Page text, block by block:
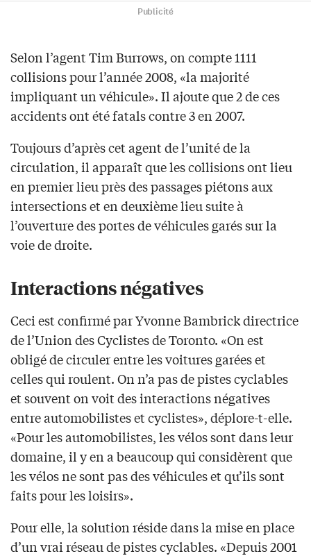
Publicité
Selon l’agent Tim Burrows, on compte 1111
collisions pour l’année 2008, «la majorité
impliquant un véhicule». Il ajoute que 2 de ces
accidents ont été fatals contre 3 en 2007.
Toujours d’après cet agent de l’unité de la
circulation, il apparaît que les collisions ont lieu
en premier lieu près des passages piétons aux
intersections et en deuxième lieu suite à
l’ouverture des portes de véhicules garés sur la
voie de droite.
Interactions négatives
Ceci est confirmé par Yvonne Bambrick directrice
de l’Union des Cyclistes de Toronto. «On est
obligé de circuler entre les voitures garées et
celles qui roulent. On n’a pas de pistes cyclables
et souvent on voit des interactions négatives
entre automobilistes et cyclistes», déplore-t-elle.
«Pour les automobilistes, les vélos sont dans leur
domaine, il y en a beaucoup qui considèrent que
les vélos ne sont pas des véhicules et qu’ils sont
faits pour les loisirs».
Pour elle, la solution réside dans la mise en place
d’un vrai réseau de pistes cyclables. «Depuis 2001